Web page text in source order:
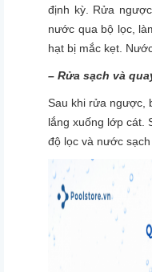
định kỳ. Rửa
nước qua bộ lọc,
hạt bị mắc kẹt.
– Rửa sạch và
Sau khi rửa ngược,
lắng xuống lớp cát.
độ lọc và nước